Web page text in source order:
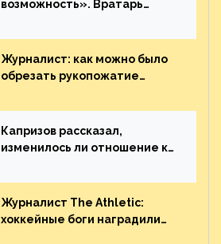
возможность». Вратарь
броске бутылкой в Кадри
Журналист: как можно было
обрезать рукопожатие
Плохая работа, ESPN
Капризов рассказал,
изменилось ли отношение к
Украине
Журналист The Athletic:
хоккейные боги наградили